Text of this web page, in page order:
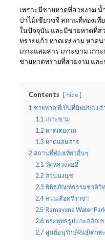
เพราะมีชายหาดที่สวยงาม
ป่าไม้เขียวขจี สถานที่ท่องเ
ในปัจจุบัน และมีชายหาดที่ส
ทรายแก้ว หาดเตยงาม หาด
เกาะแสมสาร เกาะขาม เก
ชายหาดทรายที่สวยงาม แล
Contents hide
1 ชายหาด ที่เป็นที่นิยมของ
1.1 เกาะขาม
1.2 หาดเตยงาม
1.3 หาดแสมสาร
2 สถานที่ท่องเที่ยวอื่นๆ
2.1 วัดหลวงพ่ออี๋
2.2 สวนนงนุช
2.3 พิพิธภัณฑ์ธรรมชาติวิท
2.4 สวนเสือศรีราชา
2.5 Ramayana Water
2.6 พระพุทธรูปแกะสลักเ
2.7 ศูนย์อนุรักษ์พันธุ์เต่าทะ